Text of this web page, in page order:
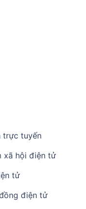
trực tuyến
xã hội điện tử
tử
điện tử